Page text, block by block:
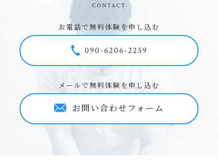
CONTACT
お電話で無料体験を申し込む
090-6206-2259
メールで無料体験を申し込む
お問い合わせフォーム